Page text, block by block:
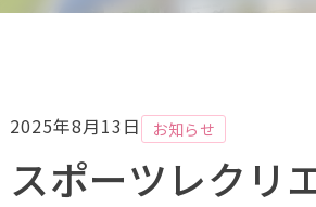
2025年8月13日 お知らせ
スポーツレクリ